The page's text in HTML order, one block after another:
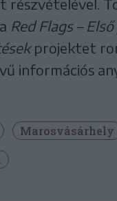
részvételével.
Red Flags –
projektet
információs
Marosvásárhely